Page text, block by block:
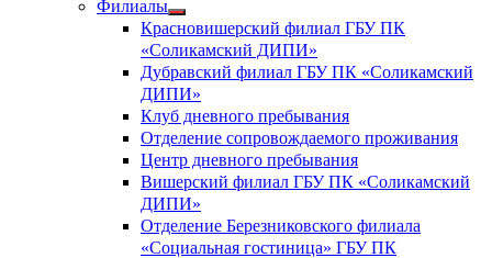
подменю
Филиалы
Показать
подменю
Красновишерский филиал ГБУ ПК
«Соликамский ДИПИ»
Дубравский филиал ГБУ ПК «Соликамский
ДИПИ»
Клуб дневного пребывания
Отделение сопровождаемого проживания
Центр дневного пребывания
Вишерский филиал ГБУ ПК «Соликамский
ДИПИ»
Отделение Березниковского филиала
«Социальная гостиница» ГБУ ПК